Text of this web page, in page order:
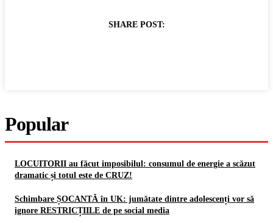
SHARE POST:
Popular
LOCUITORII au făcut imposibilul: consumul de energie a scăzut
dramatic și totul este de CRUZ!
Schimbare ȘOCANTĂ în UK: jumătate dintre adolescenți vor să
ignore RESTRICȚIILE de pe social media